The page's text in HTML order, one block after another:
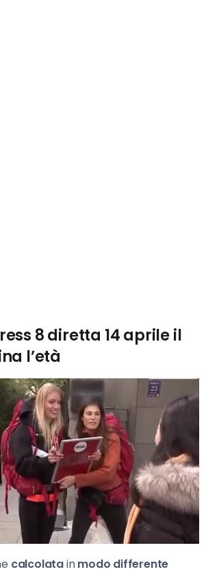
8 diretta 14 aprile il
l’età
calcolatainmodo differente